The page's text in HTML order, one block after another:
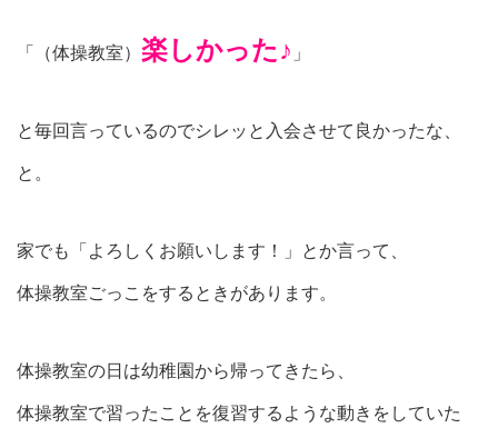
「（体操教室） 楽しかった♪ 」
と毎回言っているのでシレッと入会させて良かったな、
と。
家でも「よろしくお願いします！」とか言って、
体操教室ごっこをするときがあります。
体操教室の日は幼稚園から帰ってきたら、
体操教室で習ったことを復習するような動きをしていた